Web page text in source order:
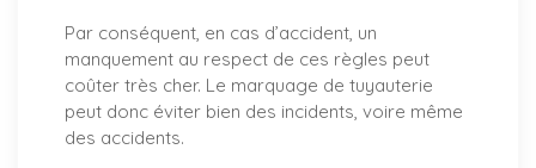
Par conséquent, en cas d’accident, un
manquement au respect de ces règles peut
coûter très cher. Le marquage de tuyauterie
peut donc éviter bien des incidents, voire même
des accidents.